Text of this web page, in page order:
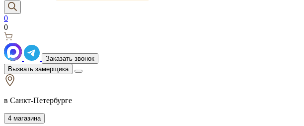
0
0
Заказать звонок
Вызвать замерщика
в Санкт-Петербурге
4 магазина